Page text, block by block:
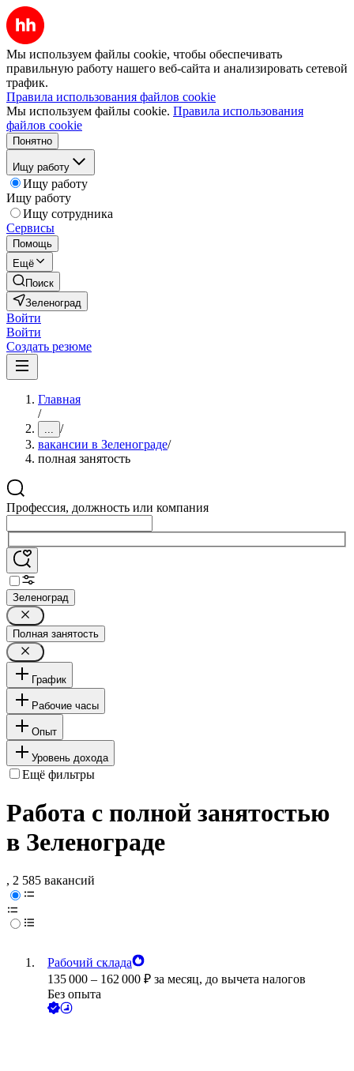
Мы используем файлы cookie, чтобы обеспечивать
правильную работу нашего веб-сайта и анализировать сетевой
трафик.
Правила использования файлов cookie
Мы используем файлы cookie. Правила использования
файлов cookie
Понятно
Ищу работу
Ищу работу
Ищу работу
Ищу сотрудника
Сервисы
Помощь
Ещё
Поиск
Зеленоград
Войти
Войти
Создать резюме
Главная
/
... /
вакансии в Зеленограде/
полная занятость
Профессия, должность или компания
Зеленоград
Полная занятость
График
Рабочие часы
Опыт
Уровень дохода
Ещё фильтры
Работа с полной занятостью
в Зеленограде
, 2 585 вакансий
Рабочий склада
135 000 – 162 000 ₽ за месяц, до вычета налогов
Без опыта